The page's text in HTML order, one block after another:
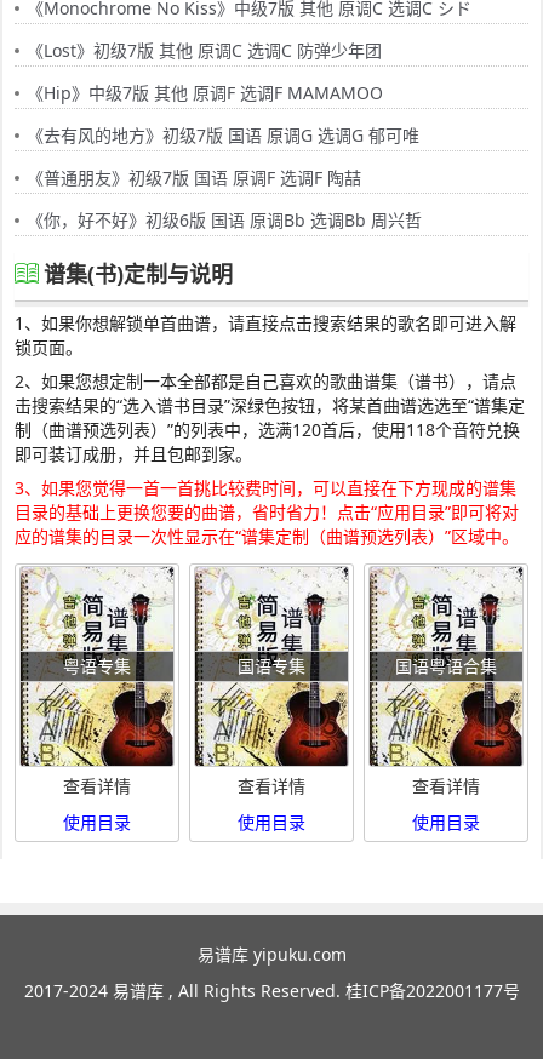
《Monochrome No Kiss》中级7版 其他 原调C 选调C シド
《Lost》初级7版 其他 原调C 选调C 防弹少年团
《Hip》中级7版 其他 原调F 选调F MAMAMOO
《去有风的地方》初级7版 国语 原调G 选调G 郁可唯
《普通朋友》初级7版 国语 原调F 选调F 陶喆
《你，好不好》初级6版 国语 原调Bb 选调Bb 周兴哲
谱集(书)定制与说明
1、如果你想解锁单首曲谱，请直接点击搜索结果的歌名即可进入解
锁页面。
2、如果您想定制一本全部都是自己喜欢的歌曲谱集（谱书），请点
击搜索结果的“选入谱书目录”深绿色按钮，将某首曲谱选选至“谱集定
制（曲谱预选列表）”的列表中，选满120首后，使用118个音符兑换
即可装订成册，并且包邮到家。
3、如果您觉得一首一首挑比较费时间，可以直接在下方现成的谱集
目录的基础上更换您要的曲谱，省时省力！点击“应用目录”即可将对
应的谱集的目录一次性显示在“谱集定制（曲谱预选列表）”区域中。
粤语专集
查看详情
使用目录
国语专集
查看详情
使用目录
国语粤语合集
查看详情
使用目录
易谱库 yipuku.com
2017-2024 易谱库 , All Rights Reserved. 桂ICP备2022001177号